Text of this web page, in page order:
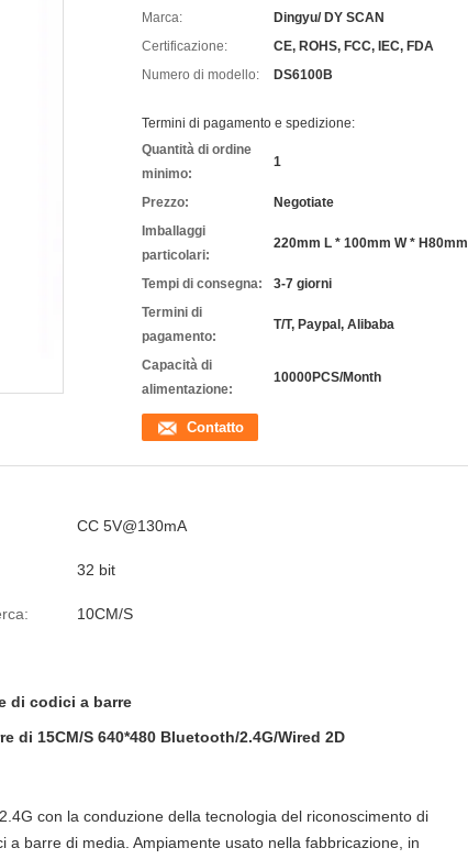
Marca:
Dingyu/ DY SCAN
Certificazione:
CE, ROHS, FCC, IEC, FDA
Numero di modello:
DS6100B
Termini di pagamento e spedizione:
Quantità di ordine
minimo:
1
Prezzo:
Negotiate
Imballaggi
particolari:
220mm L * 100mm W * H80mm
Tempi di consegna:
3-7 giorni
Termini di
pagamento:
T/T, Paypal, Alibaba
Capacità di
alimentazione:
10000PCS/Month
Contatto
CC 5V@130mA
32 bit
10CM/S
di codici a barre
15CM/S 640*480 Bluetooth/2.4G/Wired 2D
con la conduzione della tecnologia del riconoscimento di
barre di media. Ampiamente usato nella fabbricazione, in